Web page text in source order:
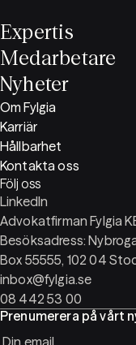
Expertis
Medarbetare
Nyheter
Advokatfirman Fylgia
Besöksadress:
Box 55555, 102 04
inbox@fylgia.se
08 442 53 00
Följ oss
LinkedIn
Om Fylgia
Karriär
Hållbarhet
Kontakta oss
Prenumerera på vårt